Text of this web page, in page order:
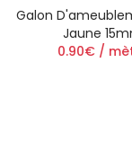
Galon
Jaune
0.90€ /